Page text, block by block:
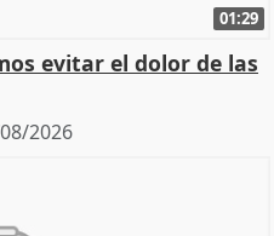
01:29
evitar el dolor de las
2026